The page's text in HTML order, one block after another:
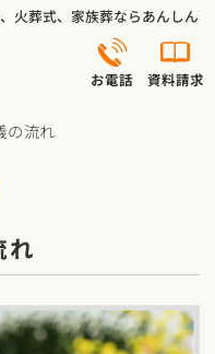
火葬式、家族葬ならあんしん
お電話 資料請求
の流れ
れ